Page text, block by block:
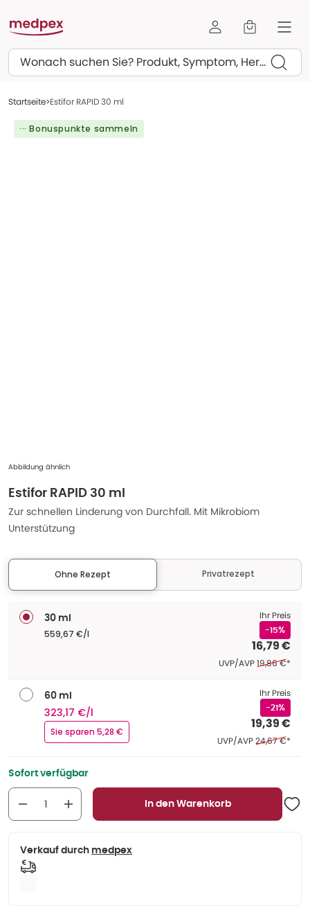
Suchen
Startseite Estifor RAPID 30 ml
··· Bonuspunkte sammeln
Abbildung ähnlich
Estifor RAPID 30 ml
Zur schnellen Linderung von Durchfall. Mit Mikrobiom
Unterstützung
Ohne Rezept Privatrezept
30 ml
559,67 €/l
Ihr Preis
-15%
16,79 €
UVP/AVPEhemaliger
19,86 €*
60 ml
323,17 €/l
Sie sparen 5,28 €
Ihr Preis
-21%
19,39 €
UVP/AVPEhemaliger
24,67 €*
Sofort verfügbar
In den Warenkorb
Verkauf durch medpex